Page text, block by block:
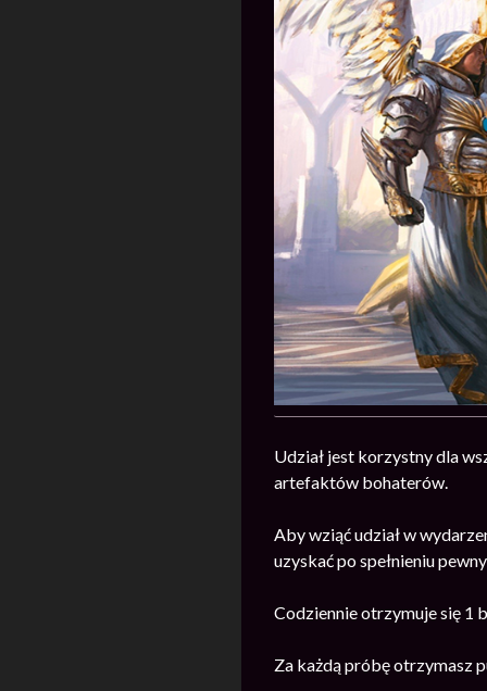
Udział jest korzystny dla
artefaktów bohaterów.
Aby wziąć udział w
uzyskać po spełnieniu
Codziennie otrzymuje się 1
Za każdą próbę otrzymasz